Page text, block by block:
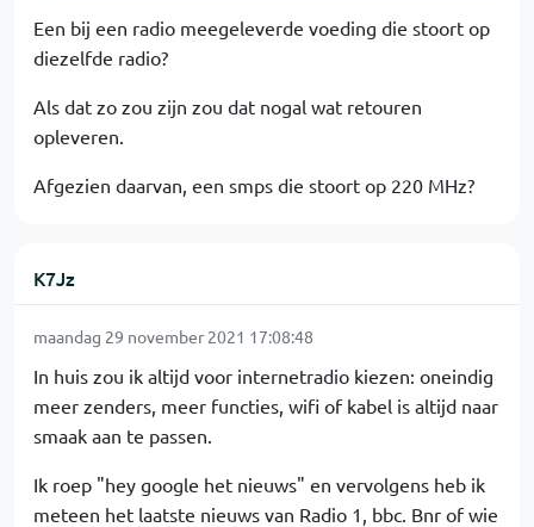
Een bij een radio meegeleverde voeding die stoort op
diezelfde radio?
Als dat zo zou zijn zou dat nogal wat retouren
opleveren.
Afgezien daarvan, een smps die stoort op 220 MHz?
K7Jz
maandag 29 november 2021 17:08:48
In huis zou ik altijd voor internetradio kiezen: oneindig
meer zenders, meer functies, wifi of kabel is altijd naar
smaak aan te passen.
Ik roep "hey google het nieuws" en vervolgens heb ik
meteen het laatste nieuws van Radio 1, bbc. Bnr of wie